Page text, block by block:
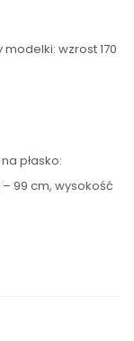
wzrost 170
płasko:
99 cm, wysokość